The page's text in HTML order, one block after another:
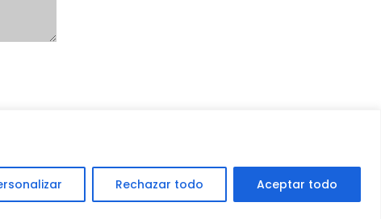
Rechazar todo Aceptar todo
porDeckasoft